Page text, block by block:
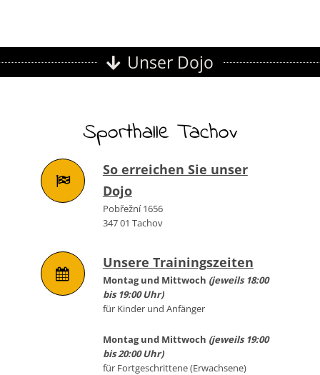
Unser Dojo
Sporthalle Tachov
So erreichen Sie unser
Dojo
Pobřežní 1656
347 01 Tachov
Unsere Trainingszeiten
Montag und Mittwoch (jeweils 18:00
bis 19:00 Uhr)
für Kinder und Anfänger
Montag und Mittwoch (jeweils 19:00
bis 20:00 Uhr)
für Fortgeschrittene (Erwachsene)